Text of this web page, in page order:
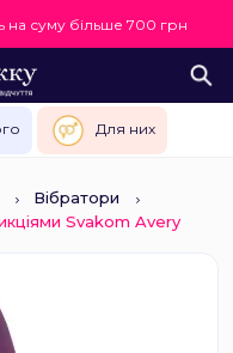
на суму більше 700 грн
Для них
Вібратори
Svakom Avery